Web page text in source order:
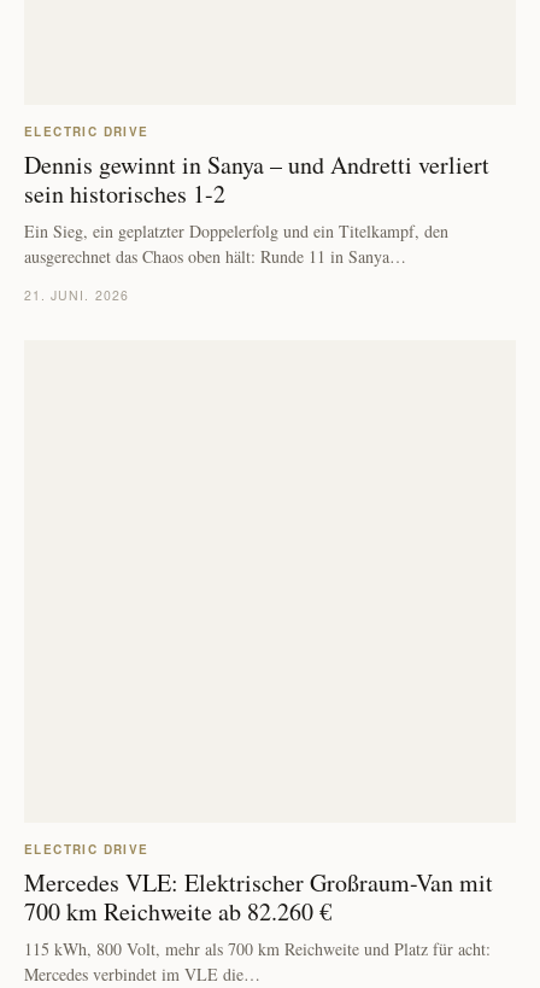
ELECTRIC DRIVE
Dennis gewinnt in Sanya – und Andretti verliert
sein historisches 1-2
Ein Sieg, ein geplatzter Doppelerfolg und ein Titelkampf, den
ausgerechnet das Chaos oben hält: Runde 11 in Sanya…
21. JUNI. 2026
ELECTRIC DRIVE
Mercedes VLE: Elektrischer Großraum-Van mit
700 km Reichweite ab 82.260 €
115 kWh, 800 Volt, mehr als 700 km Reichweite und Platz für acht:
Mercedes verbindet im VLE die…